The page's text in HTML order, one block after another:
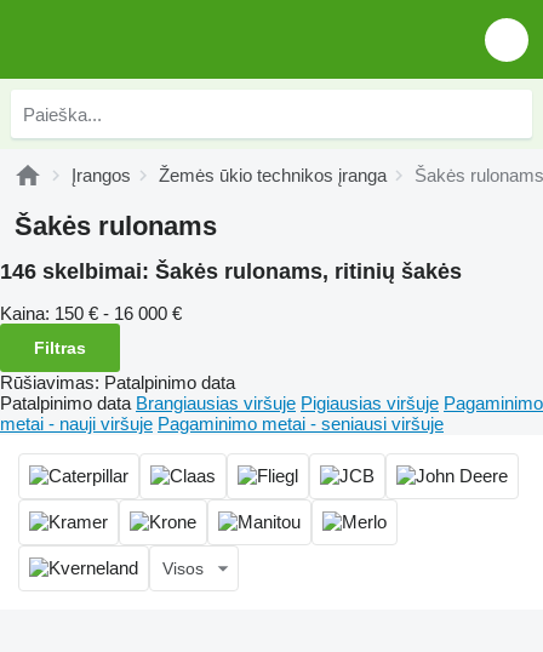
Įrangos Žemės ūkio technikos įranga Šakės rulonams
Šakės rulonams
146 skelbimai: Šakės rulonams, ritinių šakės
Kaina: 150 € - 16 000 €
Filtras
Rūšiavimas: Patalpinimo data
Patalpinimo data Brangiausias viršuje Pigiausias viršuje Pagaminimo
metai - nauji viršuje Pagaminimo metai - seniausi viršuje
Visos